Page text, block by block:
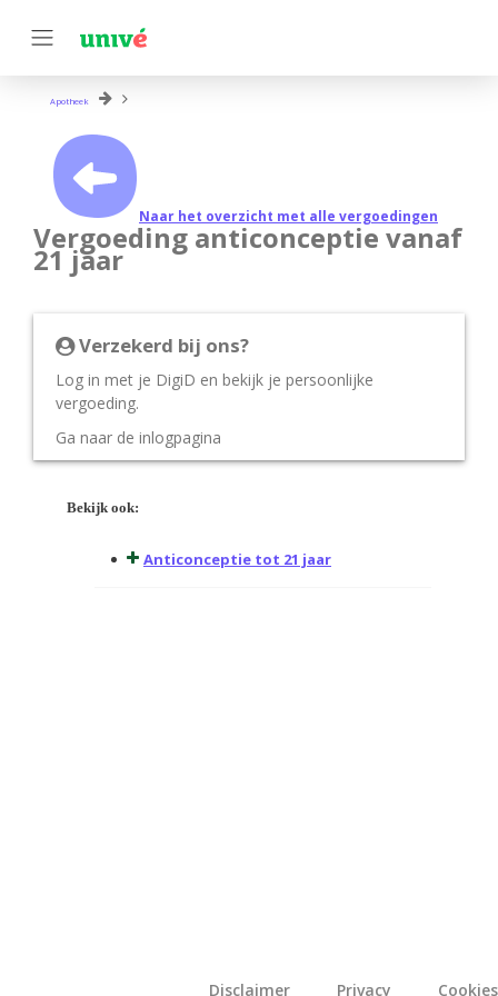
Apotheek
Naar het overzicht met alle vergoedingen
Vergoeding anticonceptie vanaf
21 jaar
Verzekerd bij ons?
Log in met je DigiD en bekijk je persoonlijke
vergoeding.
Ga naar de inlogpagina
Bekijk ook:
Anticonceptie tot 21 jaar
Disclaimer Privacy Cookies